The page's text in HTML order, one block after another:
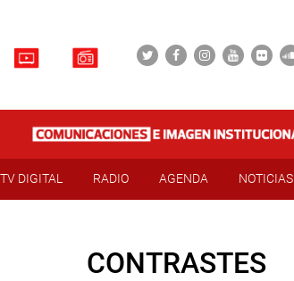
TV DIGITAL RADIO AGENDA NOTICIAS
CONTRASTES